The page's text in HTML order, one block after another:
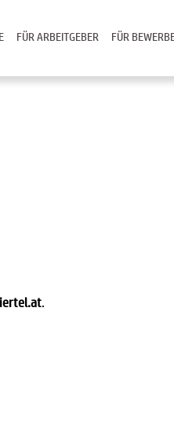
FÜR
FÜR ARBEITGEBER
.